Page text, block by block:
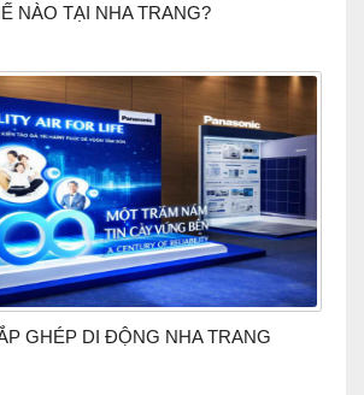
NÀO TẠI NHA TRANG?
GHÉP DI ĐỘNG NHA TRANG